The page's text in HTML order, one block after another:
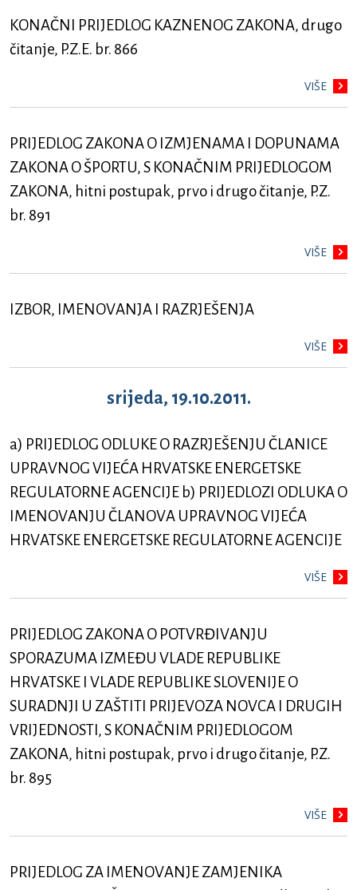
KONAČNI PRIJEDLOG KAZNENOG ZAKONA, drugo
čitanje, P.Z.E. br. 866
VIŠE
PRIJEDLOG ZAKONA O IZMJENAMA I DOPUNAMA
ZAKONA O ŠPORTU, S KONAČNIM PRIJEDLOGOM
ZAKONA, hitni postupak, prvo i drugo čitanje, P.Z.
br. 891
VIŠE
IZBOR, IMENOVANJA I RAZRJEŠENJA
VIŠE
srijeda, 19.10.2011.
a) PRIJEDLOG ODLUKE O RAZRJEŠENJU ČLANICE
UPRAVNOG VIJEĆA HRVATSKE ENERGETSKE
REGULATORNE AGENCIJE b) PRIJEDLOZI ODLUKA O
IMENOVANJU ČLANOVA UPRAVNOG VIJEĆA
HRVATSKE ENERGETSKE REGULATORNE AGENCIJE
VIŠE
PRIJEDLOG ZAKONA O POTVRĐIVANJU
SPORAZUMA IZMEĐU VLADE REPUBLIKE
HRVATSKE I VLADE REPUBLIKE SLOVENIJE O
SURADNJI U ZAŠTITI PRIJEVOZA NOVCA I DRUGIH
VRIJEDNOSTI, S KONAČNIM PRIJEDLOGOM
ZAKONA, hitni postupak, prvo i drugo čitanje, P.Z.
br. 895
VIŠE
PRIJEDLOG ZA IMENOVANJE ZAMJENIKA